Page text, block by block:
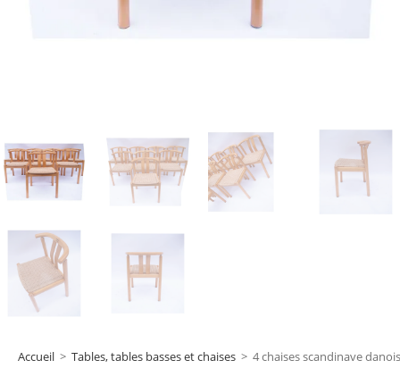
Accueil > Tables, tables basses et chaises > 4 chaises scandinave